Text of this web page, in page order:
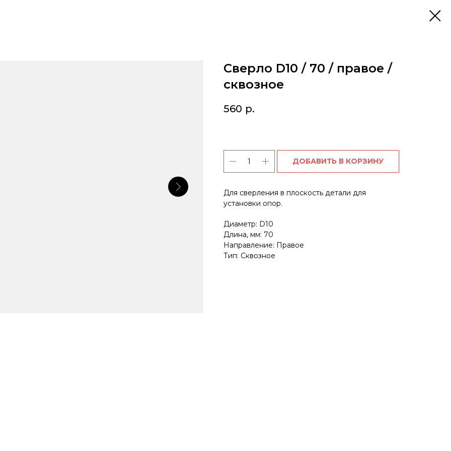
Сверло D10 / 70 / правое /
сквозное
560 р.
ДОБАВИТЬ В КОРЗИНУ
Для сверления в плоскость детали для
установки опор.
Диаметр: D10
Длина, мм: 70
Направление: Правое
Тип: Сквозное